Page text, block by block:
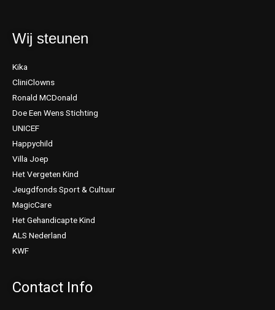
n
Wij steunen
Kika
CliniClowns
Ronald MCDonald
Doe Een Wens Stichting
UNICEF
Happychild
Villa Joep
Het Vergeten Kind
Jeugdfonds Sport & Cultuur
MagicCare
Het Gehandicapte Kind
ALS Nederland
KWF
Contact Info